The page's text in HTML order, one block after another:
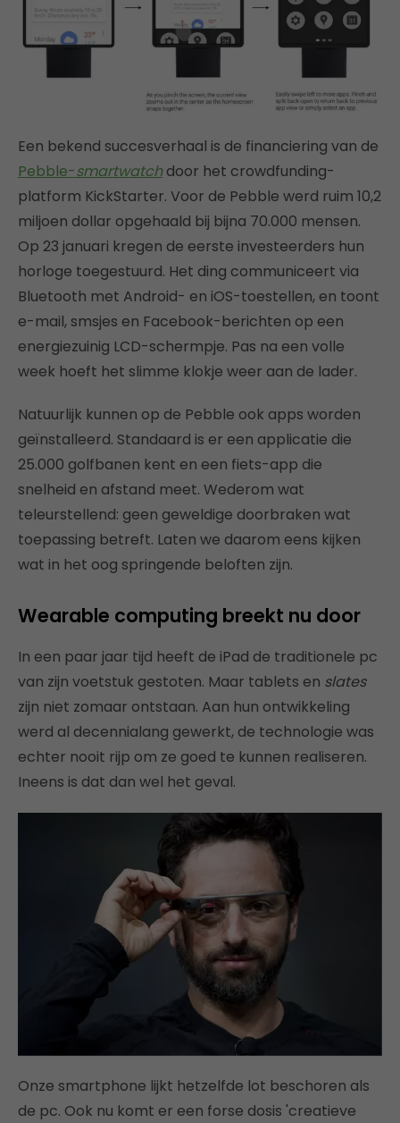
Een bekend succesverhaal is de financiering van de
Pebble-smartwatchdoor het crowdfunding-
platform KickStarter. Voor de Pebble werd ruim 10,2
miljoen dollar opgehaald bij bijna 70.000 mensen.
Op 23 januari kregen de eerste investeerders hun
horloge toegestuurd. Het ding communiceert via
Bluetooth met Android- en iOS-toestellen, en toont
e-mail, smsjes en Facebook-berichten op een
energiezuinig LCD-schermpje. Pas na een volle
week hoeft het slimme klokje weer aan de lader.
Natuurlijk kunnen op de Pebble ook apps worden
geïnstalleerd. Standaard is er een applicatie die
25.000 golfbanen kent en een fiets-app die
snelheid en afstand meet. Wederom wat
teleurstellend: geen geweldige doorbraken wat
toepassing betreft. Laten we daarom eens kijken
wat in het oog springende beloften zijn.
Wearable computing breekt nu door
In een paar jaar tijd heeft de iPad de traditionele pc
van zijn voetstuk gestoten. Maar tablets en slates
zijn niet zomaar ontstaan. Aan hun ontwikkeling
werd al decennialang gewerkt, de technologie was
echter nooit rijp om ze goed te kunnen realiseren.
Ineens is dat dan wel het geval.
Onze smartphone lijkt hetzelfde lot beschoren als
de pc. Ook nu komt er een forse dosis 'creatieve